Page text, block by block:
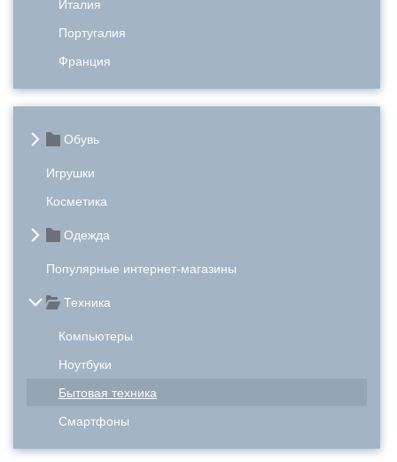
Италия
Португалия
Франция
Обувь
Игрушки
Косметика
Одежда
Популярные интернет-магазины
Техника
Компьютеры
Ноутбуки
Бытовая техника
Смартфоны